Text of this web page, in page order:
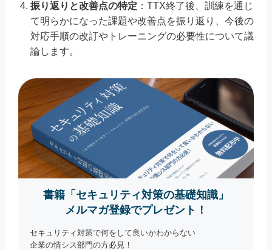
振り返りと改善点の特定 ：TTX終了後、訓練を通じ
て明らかになった課題や改善点を振り返り、今後の
対応手順の改訂やトレーニングの必要性について議
論します。
書籍「セキュリティ対策の基礎知識」
メルマガ登録でプレゼント！
セキュリティ対策で何をして良いかわからない
企業の情シス部門の方必見！